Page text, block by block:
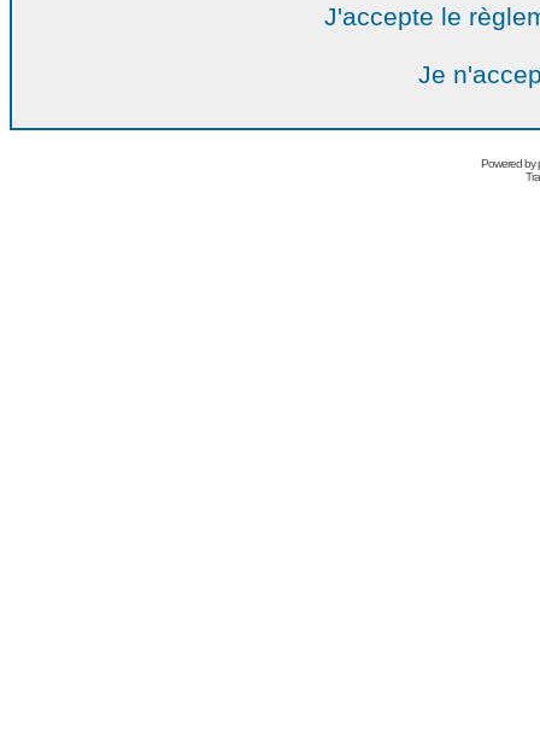
J'accepte le
Je
Powered by